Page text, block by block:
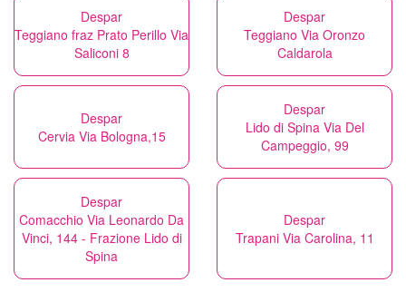
Despar
Teggiano fraz Prato Perillo Via
Saliconi 8
Despar
Teggiano Via Oronzo
Caldarola
Despar
Cervia Via Bologna,15
Despar
Lido di Spina Via Del
Campeggio, 99
Despar
Comacchio Via Leonardo Da
Vinci, 144 - Frazione Lido di
Spina
Despar
Trapani Via Carolina, 11